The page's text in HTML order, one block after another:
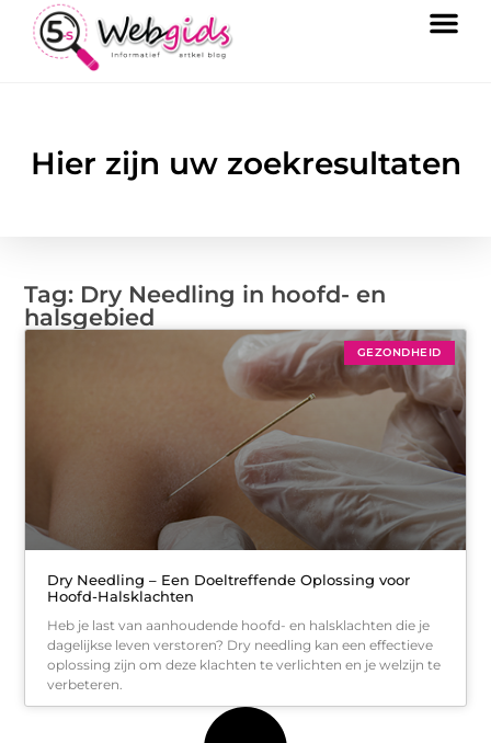
Hier zijn uw zoekresultaten
Tag: Dry Needling in hoofd- en
halsgebied
GEZONDHEID
Dry Needling – Een Doeltreffende Oplossing voor
Hoofd-Halsklachten
Heb je last van aanhoudende hoofd- en halsklachten die je
dagelijkse leven verstoren? Dry needling kan een effectieve
oplossing zijn om deze klachten te verlichten en je welzijn te
verbeteren.